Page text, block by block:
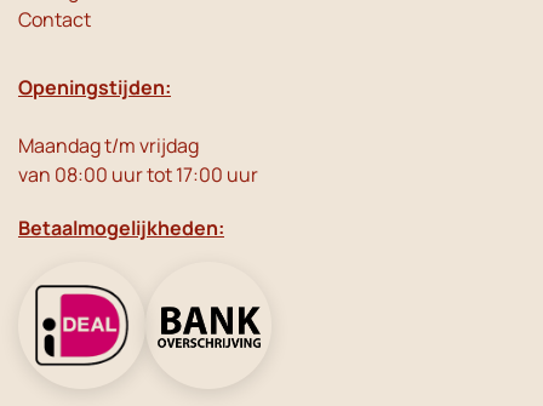
Contact
Openingstijden:
Maandag t/m vrijdag
van 08:00 uur tot 17:00 uur
Betaalmogelijkheden: